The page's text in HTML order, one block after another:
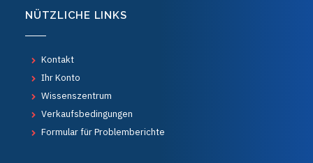
NÜTZLICHE LINKS
Kontakt
Ihr Konto
Wissenszentrum
Verkaufsbedingungen
Formular für Problemberichte